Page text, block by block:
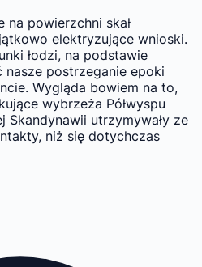
powierzchni skał
elektryzujące wnioski.
łodzi, na podstawie
postrzeganie epoki
Wygląda bowiem na to,
wybrzeża Półwyspu
Skandynawii utrzymywały ze
niż się dotychczas